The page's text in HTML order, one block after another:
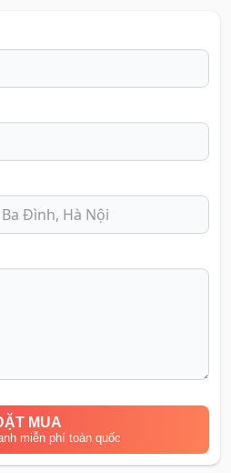
MUA
miễn phí toàn quốc